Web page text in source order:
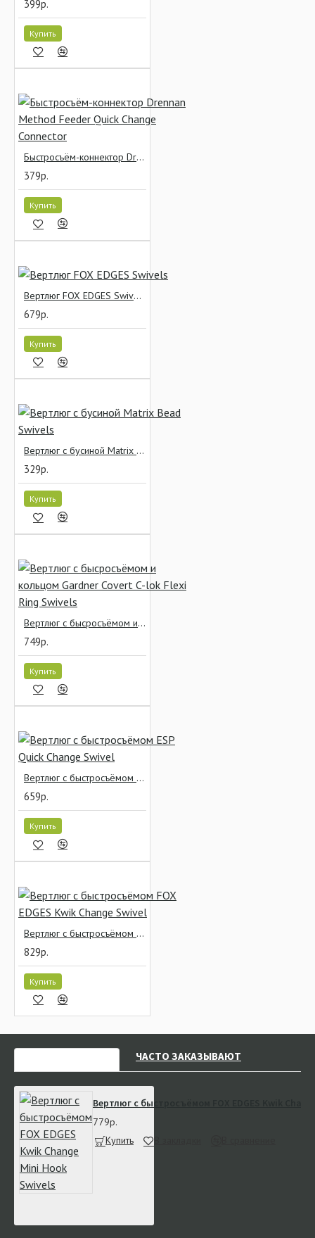
399р.
Купить
Быстросъём-коннектор Drennan Method Feeder Quick Change Connector
379р.
Купить
Вертлюг FOX EDGES Swivels
679р.
Купить
Вертлюг с бусиной Matrix Bead Swivels
329р.
Купить
Вертлюг с бысросъёмом и кольцом Gardner Covert C-lok Flexi Ring Swivels
749р.
Купить
Вертлюг с быстросъёмом ESP Quick Change Swivel
659р.
Купить
Вертлюг с быстросъёмом FOX EDGES Kwik Change Swivel
829р.
Купить
ЧАСТО ЗАКАЗЫВАЮТ
Вертлюг с быстросъёмом FOX EDGES Kwik
779р.
Купить